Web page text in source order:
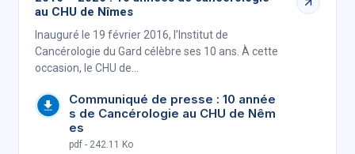
au CHU de Nîmes
Inauguré le 19 février 2016, l’Institut de
Cancérologie du Gard célèbre ses 10 ans. À cette
occasion, le CHU de…
Communiqué de presse : 10 année
s de Cancérologie au CHU de Nêm
es
pdf - 242.11 Ko